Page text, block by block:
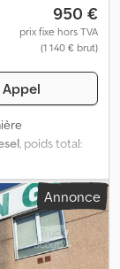
950 €
prix fixe hors TVA
(1 140 € brut)
Appel
, poids total:
5, nombre de
ABS, Tout
Annonce